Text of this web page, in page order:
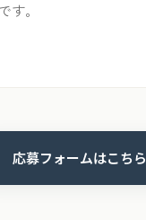
す。
応募フォームはこちら